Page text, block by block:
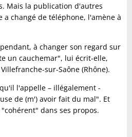
Mais la publication d'autres
a changé de téléphone, l'amène à
à changer son regard sur
un cauchemar", lui écrit-elle,
sur-Saône (Rhône).
l'appelle – illégalement -
de (m') avoir fait du mal". Et
dans ses propos.